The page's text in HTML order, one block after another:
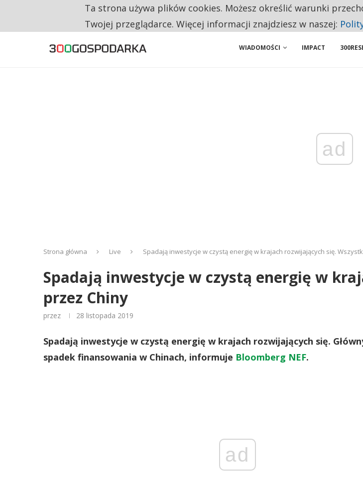
NA JEDEN WAKAT PRZYPADAJĄ 62 ZGŁOSZENIA. WIELU KANDYDATÓW NIE ROZPOCZYNA
WIADOMOŚCI IMPACT
ad
Strona główna Live Spadają inwestycje w czystą energię w krajach rozwijających się.
Spadają inwestycje w czystą energię w
przez Chiny
przez 28 listopada 2019
Spadają inwestycje w czystą energię w krajach rozwijających się.
spadek finansowania w Chinach, informuje Bloomberg NEF.
ad
Ta strona używa plików cookies. Możesz określić warunki
Twojej przeglądarce. Więcej informacji znajdziesz w naszej: